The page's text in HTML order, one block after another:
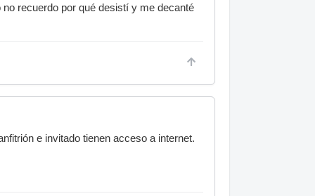
recuerdo por qué desistí y me decanté
e invitado tienen acceso a internet.